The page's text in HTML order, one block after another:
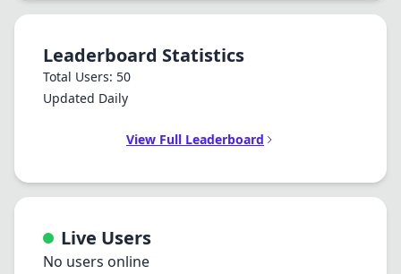
Leaderboard Statistics
Total Users: 50
Updated Daily
View Full Leaderboard
Live Users
No users online